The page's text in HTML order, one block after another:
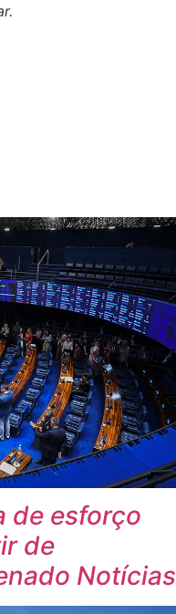
de esforço
de
Notícias